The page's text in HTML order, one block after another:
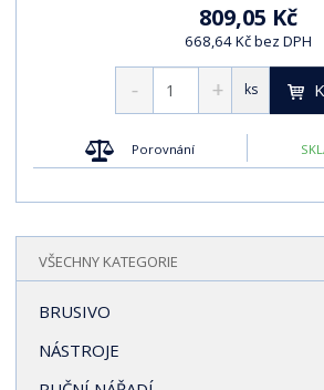
809,05 Kč
668,64 Kč bez DPH
ks
Porovnání
VŠECHNY KATEGORIE
BRUSIVO
NÁSTROJE